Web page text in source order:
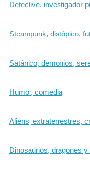
Detective, investigador
Steampunk, distópico,
Satánico, demonios,
Humor, comedia
Aliens, extraterrestres,
Dinosaurios, dragones